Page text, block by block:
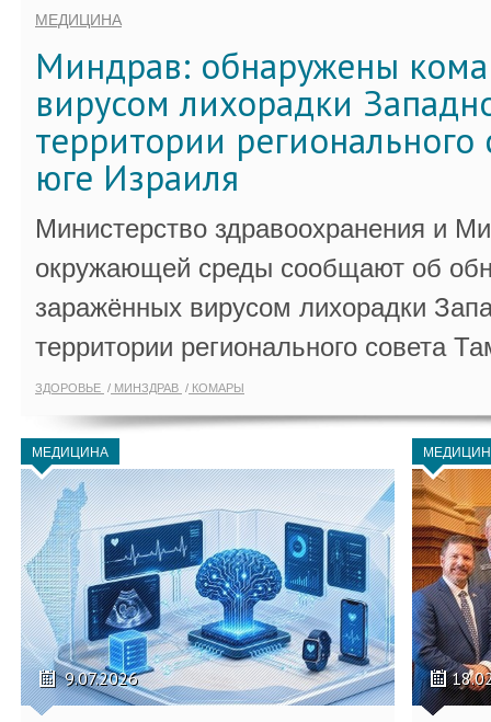
МЕДИЦИНА
Миндрав: обнаружены
вирусом лихорадки
территории регионального
юге Израиля
Министерство здравоохранения и
окружающей среды сообщают об
заражённых вирусом лихорадки
территории регионального совета
ЗДОРОВЬЕ МИНЗДРАВ КОМАРЫ
МЕДИЦИНА
9.07.2026